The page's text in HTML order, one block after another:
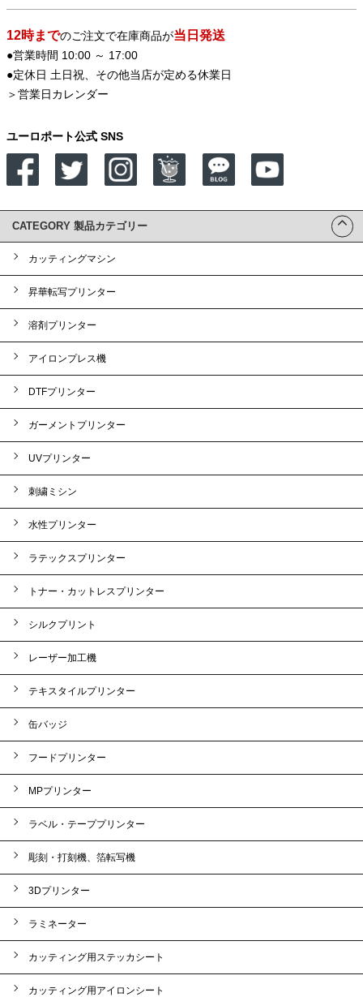
12時までのご注文で在庫商品が当日発送
●営業時間 10:00 ～ 17:00
●定休日 土日祝、その他当店が定める休業日
＞営業日カレンダー
ユーロポート公式 SNS
CATEGORY 製品カテゴリー
カッティングマシン
昇華転写プリンター
溶剤プリンター
アイロンプレス機
DTFプリンター
ガーメントプリンター
UVプリンター
刺繍ミシン
水性プリンター
ラテックスプリンター
トナー・カットレスプリンター
シルクプリント
レーザー加工機
テキスタイルプリンター
缶バッジ
フードプリンター
MPプリンター
ラベル・テーププリンター
彫刻・打刻機、箔転写機
3Dプリンター
ラミネーター
カッティング用ステッカシート
カッティング用アイロンシート